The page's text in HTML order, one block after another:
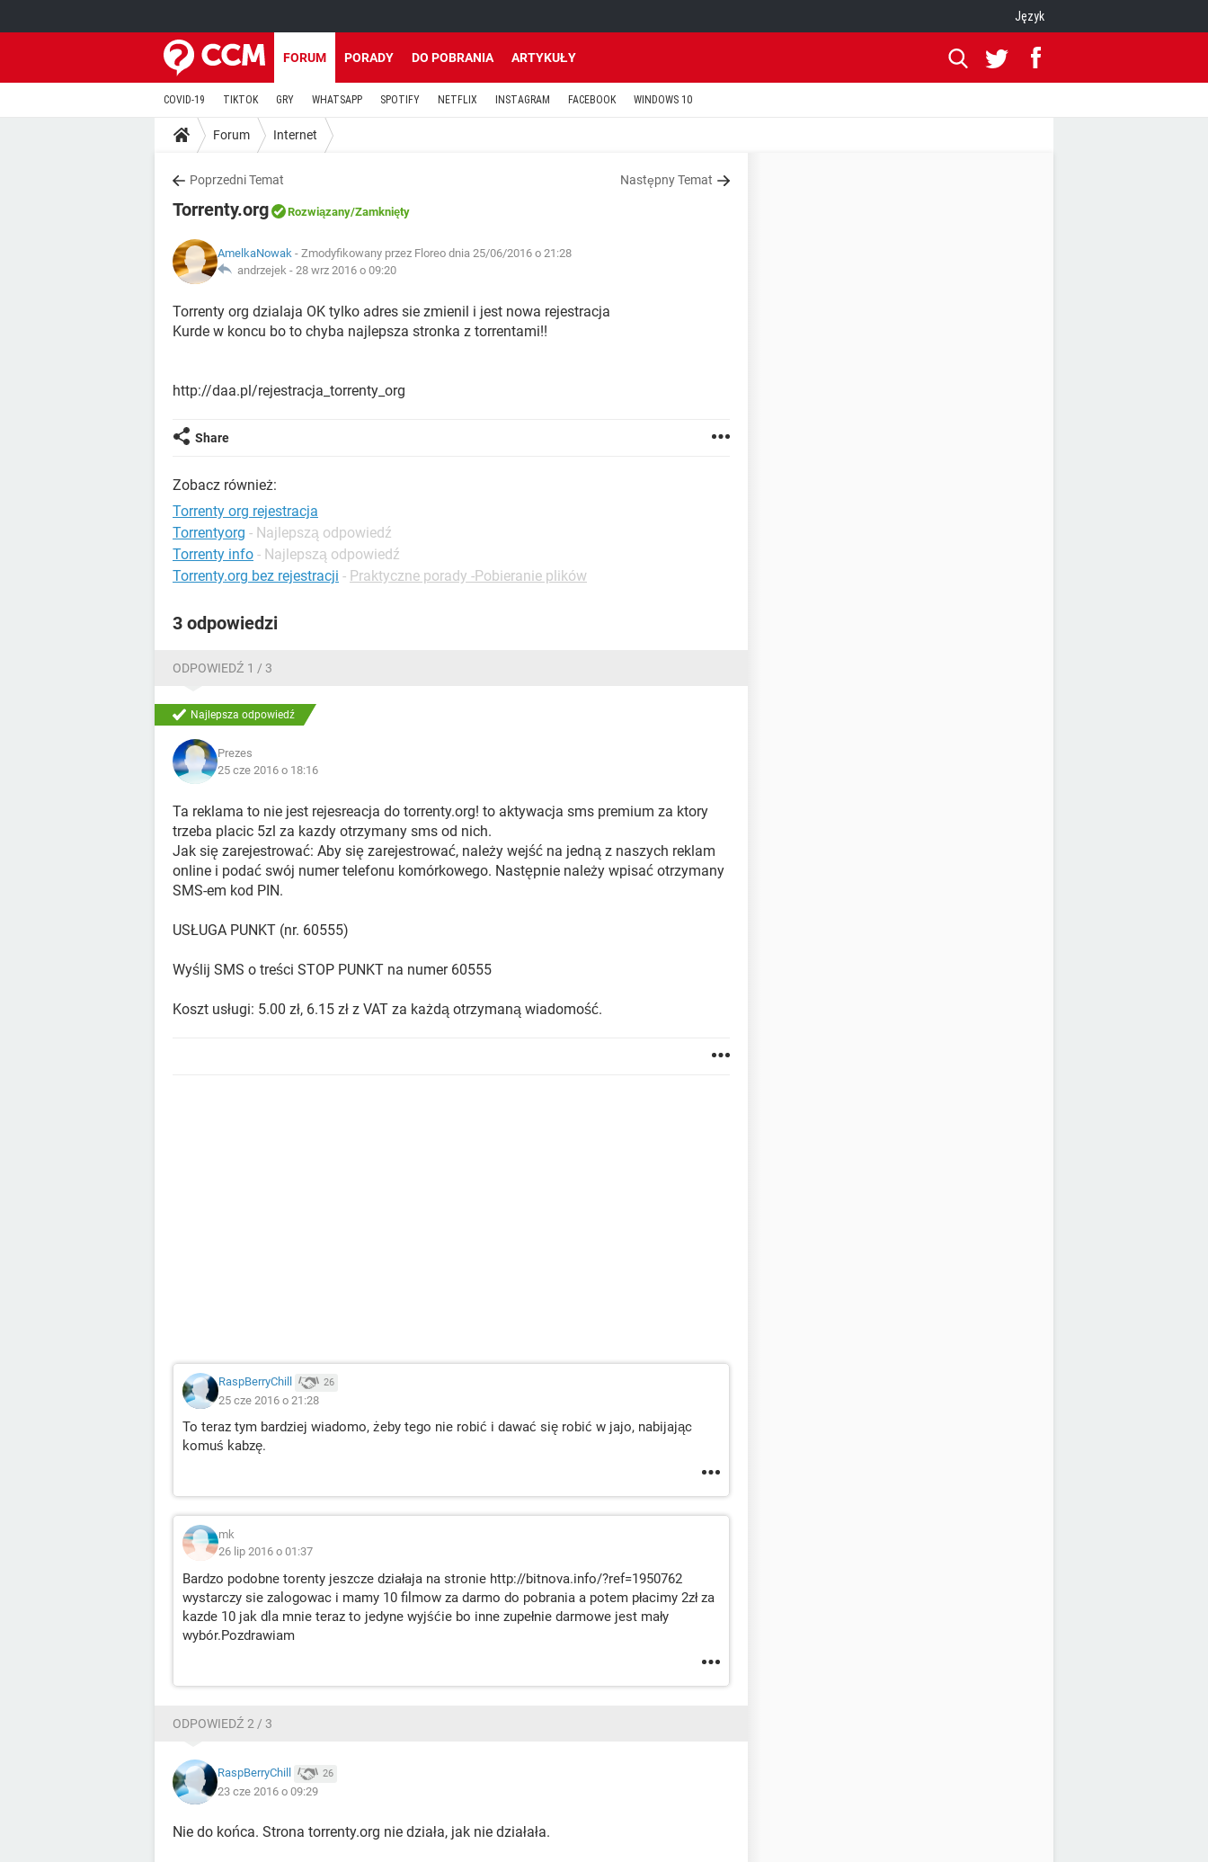
Język
FORUM PORADY DO POBRANIA ARTYKUŁY
COVID-19 TIKTOK GRY WHATSAPP SPOTIFY NETFLIX INSTAGRAM FACEBOOK WINDOWS 10
Forum Internet
Poprzedni Temat Następny Temat
Torrenty.org Rozwiązany/Zamknięty
AmelkaNowak - Zmodyfikowany przez Floreo dnia 25/06/2016 o 21:28
andrzejek - 28 wrz 2016 o 09:20
Torrenty org dzialaja OK tylko adres sie zmienil i jest nowa rejestracja
Kurde w koncu bo to chyba najlepsza stronka z torrentami!!
http://daa.pl/rejestracja_torrenty_org
Share
Zobacz również:
Torrenty org rejestracja
Torrentyorg - Najlepszą odpowiedź
Torrenty info - Najlepszą odpowiedź
Torrenty.org bez rejestracji - Praktyczne porady -Pobieranie plików
3 odpowiedzi
ODPOWIEDŹ 1 / 3
Najlepsza odpowiedź
Prezes
25 cze 2016 o 18:16
Ta reklama to nie jest rejesreacja do torrenty.org! to aktywacja sms premium za ktory
trzeba placic 5zl za kazdy otrzymany sms od nich.
Jak się zarejestrować: Aby się zarejestrować, należy wejść na jedną z naszych reklam
online i podać swój numer telefonu komórkowego. Następnie należy wpisać otrzymany
SMS-em kod PIN.
USŁUGA PUNKT (nr. 60555)
Wyślij SMS o treści STOP PUNKT na numer 60555
Koszt usługi: 5.00 zł, 6.15 zł z VAT za każdą otrzymaną wiadomość.
RaspBerryChill 26
25 cze 2016 o 21:28
To teraz tym bardziej wiadomo, żeby tego nie robić i dawać się robić w jajo, nabijając
komuś kabzę.
mk
26 lip 2016 o 01:37
Bardzo podobne torenty jeszcze działaja na stronie http://bitnova.info/?ref=1950762
wystarczy sie zalogowac i mamy 10 filmow za darmo do pobrania a potem płacimy 2zł za
kazde 10 jak dla mnie teraz to jedyne wyjśćie bo inne zupełnie darmowe jest mały
wybór.Pozdrawiam
ODPOWIEDŹ 2 / 3
RaspBerryChill 26
23 cze 2016 o 09:29
Nie do końca. Strona torrenty.org nie działa, jak nie działała.